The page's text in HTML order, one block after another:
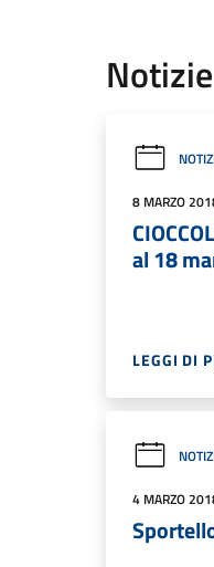
Notizie
8 MARZO
al 18
LEGGI DI
4 MARZO